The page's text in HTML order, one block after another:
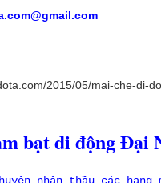
2015/05/mai-che-di-
bạt di động Đại